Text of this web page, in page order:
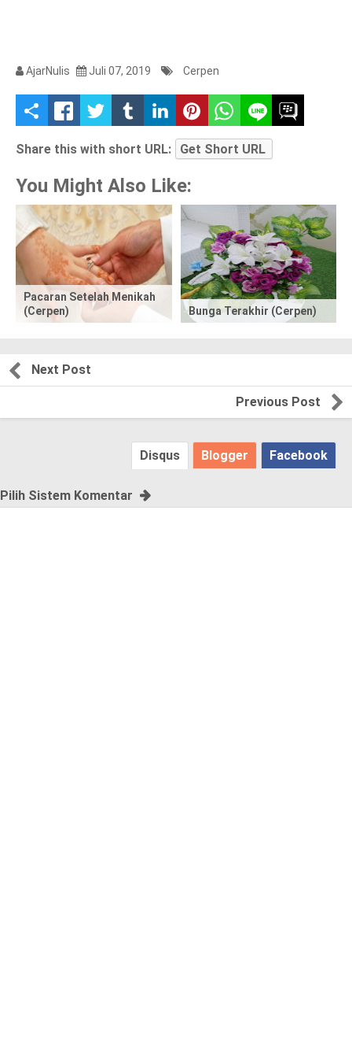
AjarNulis Juli 07, 2019 Cerpen
S
h
r
e
t
h
s
t
Share this with short URL: Get Short URL
You Might Also Like:
Pacaran Setelah Menikah
(Cerpen)
Bunga Terakhir (Cerpen)
Next Post
Previous Post
Facebook
Blogger
Disqus
Pilih Sistem Komentar